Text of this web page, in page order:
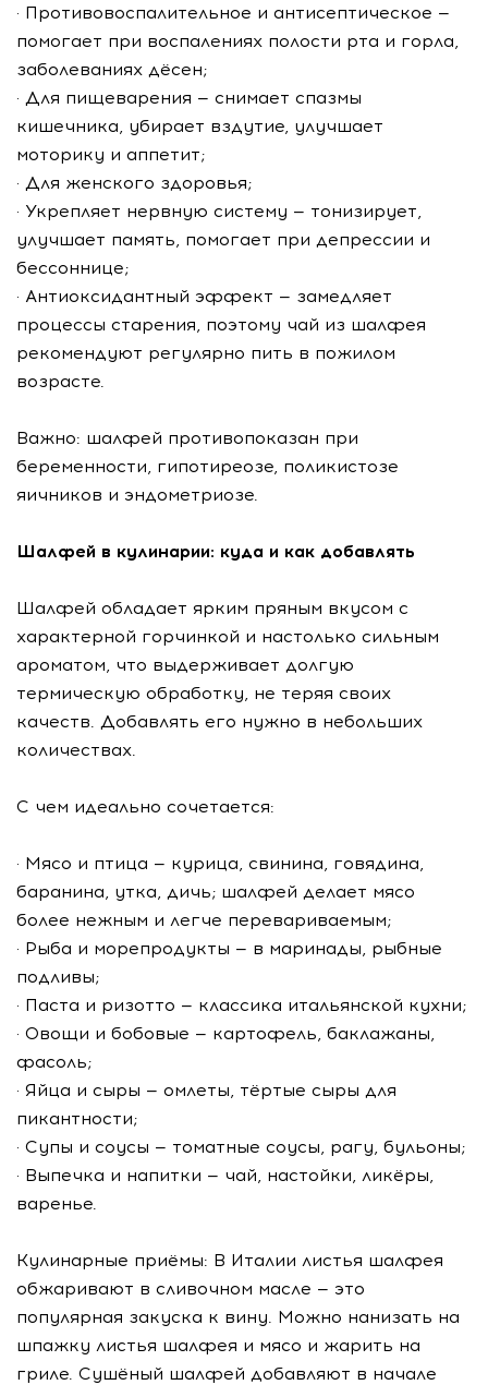
· Противовоспалительное и антисептическое —
помогает при воспалениях полости рта и горла,
заболеваниях дёсен;
· Для пищеварения — снимает спазмы
кишечника, убирает вздутие, улучшает
моторику и аппетит;
· Для женского здоровья;
· Укрепляет нервную систему — тонизирует,
улучшает память, помогает при депрессии и
бессоннице;
· Антиоксидантный эффект — замедляет
процессы старения, поэтому чай из шалфея
рекомендуют регулярно пить в пожилом
возрасте.
Важно: шалфей противопоказан при
беременности, гипотиреозе, поликистозе
яичников и эндометриозе.
Шалфей в кулинарии: куда и как добавлять
Шалфей обладает ярким пряным вкусом с
характерной горчинкой и настолько сильным
ароматом, что выдерживает долгую
термическую обработку, не теряя своих
качеств. Добавлять его нужно в небольших
количествах.
С чем идеально сочетается:
· Мясо и птица — курица, свинина, говядина,
баранина, утка, дичь; шалфей делает мясо
более нежным и легче перевариваемым;
· Рыба и морепродукты — в маринады, рыбные
подливы;
· Паста и ризотто — классика итальянской кухни;
· Овощи и бобовые — картофель, баклажаны,
фасоль;
· Яйца и сыры — омлеты, тёртые сыры для
пикантности;
· Супы и соусы — томатные соусы, рагу, бульоны;
· Выпечка и напитки — чай, настойки, ликёры,
варенье.
Кулинарные приёмы: В Италии листья шалфея
обжаривают в сливочном масле — это
популярная закуска к вину. Можно нанизать на
шпажку листья шалфея и мясо и жарить на
гриле. Сушёный шалфей добавляют в начале